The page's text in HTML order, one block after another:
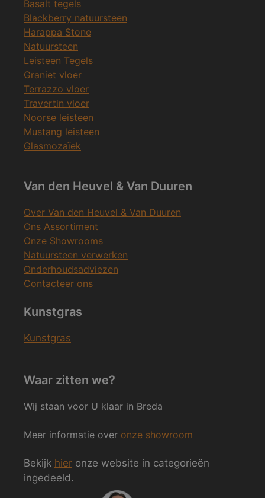
Basalt tegels
Blackberry natuursteen
Harappa Stone
Natuursteen
Leisteen Tegels
Graniet vloer
Terrazzo vloer
Travertin vloer
Noorse leisteen
Mustang leisteen
Glasmozaïek
Van den Heuvel & Van Duuren
Over Van den Heuvel & Van Duuren
Ons Assortiment
Onze Showrooms
Natuursteen verwerken
Onderhoudsadviezen
Contacteer ons
Kunstgras
Kunstgras
Waar zitten we?
Wij staan voor U klaar in Breda
Meer informatie over onze showroom
Bekijk hier onze website in categorieën
ingedeeld.